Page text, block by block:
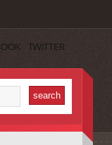
TWITTER